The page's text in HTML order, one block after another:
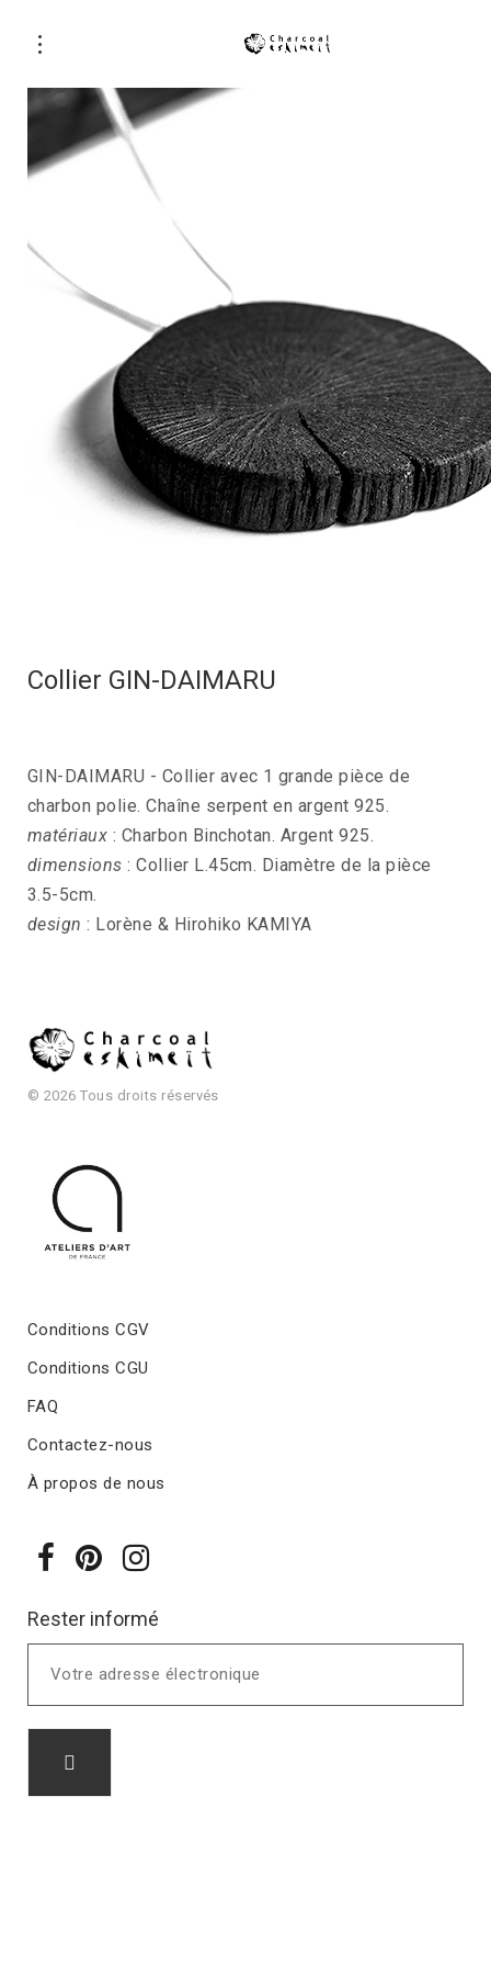
Collier GIN-DAIMARU
GIN-DAIMARU - Collier avec 1 grande pièce de
charbon polie. Chaîne serpent en argent 925.
matériaux : Charbon Binchotan. Argent 925.
dimensions : Collier L.45cm. Diamètre de la pièce
3.5-5cm.
design : Lorène & Hirohiko KAMIYA
© 2026 Tous droits réservés
Conditions CGV
Conditions CGU
FAQ
Contactez-nous
À propos de nous
Rester informé